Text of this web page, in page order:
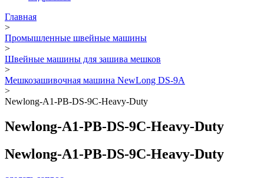
Главная
>
Промышленные швейные машины
>
Швейные машины для зашива мешков
>
Мешкозашивочная машина NewLong DS-9A
>
Newlong-A1-PB-DS-9C-Heavy-Duty
Newlong-A1-PB-DS-9C-Heavy-Duty
Newlong-A1-PB-DS-9C-Heavy-Duty